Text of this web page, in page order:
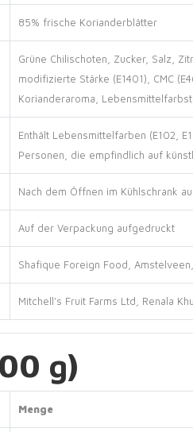
85% frische Korianderblätter
Grüne Chilischoten, Zucker, Salz,
modifizierte Stärke (E1401), CMC
Korianderaroma,
Enthält Lebensmittelfarben (E102,
Personen, die empfindlich auf
Nach dem Öffnen im Kühlschrank
Auf der Verpackung aufgedruckt
Shafique Foreign Food,
Mitchell’s Fruit Farms Ltd, Renala
g)
Menge